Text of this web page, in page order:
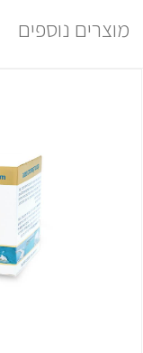
מוצרים נוספים